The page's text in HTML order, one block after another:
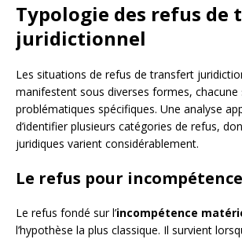
Typologie des refus de
juridictionnel
Les situations de refus de transfert
manifestent sous diverses formes, chacune
problématiques spécifiques. Une analyse
d’identifier plusieurs catégories de refus,
juridiques varient considérablement.
Le refus pour
Le refus fondé sur l’incompétence
l’hypothèse la plus classique. Il survient